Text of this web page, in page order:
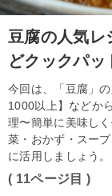
豆腐の人気レ
どクックパッ
今回は、「豆腐」
1000以上】などか
理〜簡単に美味し
菜・おかず・スー
に活用しましょう。
( 11ページ目 )